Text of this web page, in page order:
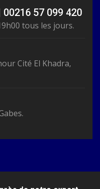
57 099 420
tous les jours.
Cité El Khadra,